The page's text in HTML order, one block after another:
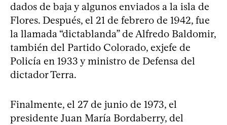
dados de baja y algunos enviados a la isla de
Flores. Después, el 21 de febrero de 1942, fue
la llamada “dictablanda” de Alfredo Baldomir,
también del Partido Colorado, exjefe de
Policía en 1933 y ministro de Defensa del
dictador Terra.
Finalmente, el 27 de junio de 1973, el
presidente Juan María Bordaberry, del